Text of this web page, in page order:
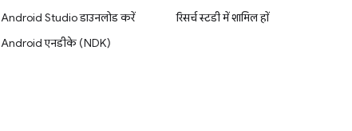
Android Studio डाउनलोड करें
Android एनडीके (NDK)
रिसर्च स्टडी में शामिल हों